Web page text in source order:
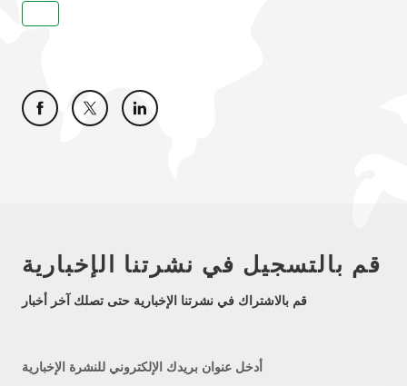
قم بالتسجيل في نشرتنا الإخبارية
قم بالاشتراك في نشرتنا الإخبارية حتى تصلك آخر أخبار
أدخل عنوان بريدك الإلكتروني للنشرة الإخبارية